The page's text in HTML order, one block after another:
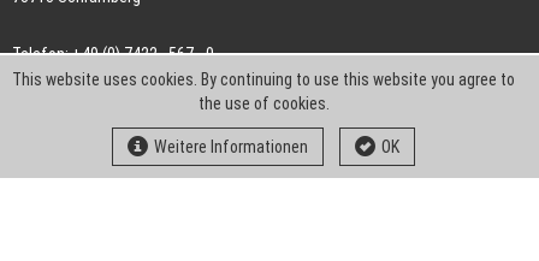
Telefon: +49 (0) 7422 . 567 - 0
Telefax: +49 (0) 7422 . 567 - 239
info-ch@kern-liebers.com
This website uses cookies. By continuing to use this website you agree to
the use of cookies.
Weitere Informationen OK